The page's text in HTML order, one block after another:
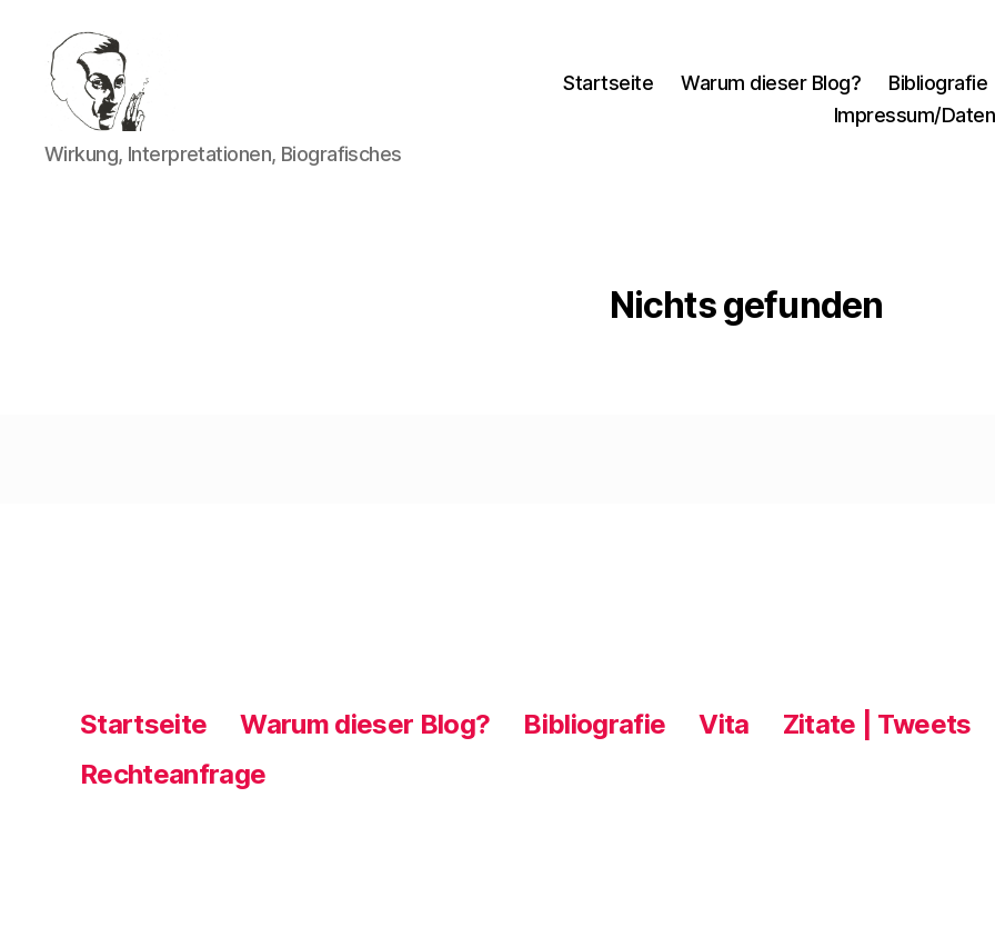
Walter
Mehring
Wirkung, Interpretationen, Biografisches
Startseite Warum dieser Blog? Bibliografie
Impressum/
Nichts gefunden
Startseite Warum dieser Blog? Bibliografie Vita Zitate | Tweets
Rechteanfrage